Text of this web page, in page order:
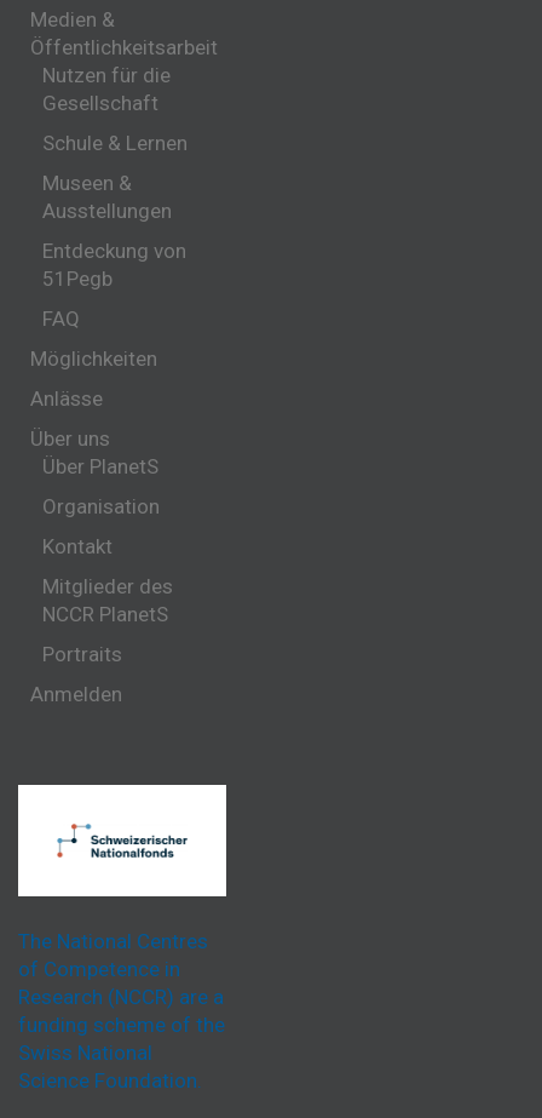
Medien &
Öffentlichkeitsarbeit
Nutzen für die
Gesellschaft
Schule & Lernen
Museen &
Ausstellungen
Entdeckung von
51Pegb
FAQ
Möglichkeiten
Anlässe
Über uns
Über PlanetS
Organisation
Kontakt
Mitglieder des
NCCR PlanetS
Portraits
Anmelden
The National Centres
of Competence in
Research (NCCR) are a
funding scheme of the
Swiss National
Science Foundation.